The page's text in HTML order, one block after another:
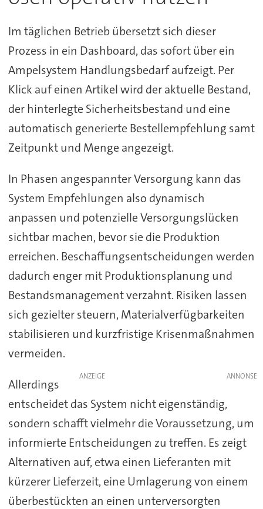
Im täglichen Betrieb übersetzt sich dieser
Prozess in ein Dashboard, das sofort über ein
Ampelsystem Handlungsbedarf aufzeigt. Per
Klick auf einen Artikel wird der aktuelle Bestand,
der hinterlegte Sicherheitsbestand und eine
automatisch generierte Bestellempfehlung samt
Zeitpunkt und Menge angezeigt.
In Phasen angespannter Versorgung kann das
System Empfehlungen also dynamisch
anpassen und potenzielle Versorgungslücken
sichtbar machen, bevor sie die Produktion
erreichen. Beschaffungsentscheidungen werden
dadurch enger mit Produktionsplanung und
Bestandsmanagement verzahnt. Risiken lassen
sich gezielter steuern, Materialverfügbarkeiten
stabilisieren und kurzfristige Krisenmaßnahmen
vermeiden.
ANZEIGE
Allerdings
entscheidet das System nicht eigenständig,
sondern schafft vielmehr die Voraussetzung, um
informierte Entscheidungen zu treffen. Es zeigt
Alternativen auf, etwa einen Lieferanten mit
kürzerer Lieferzeit, eine Umlagerung von einem
überbestückten an einen unterversorgten